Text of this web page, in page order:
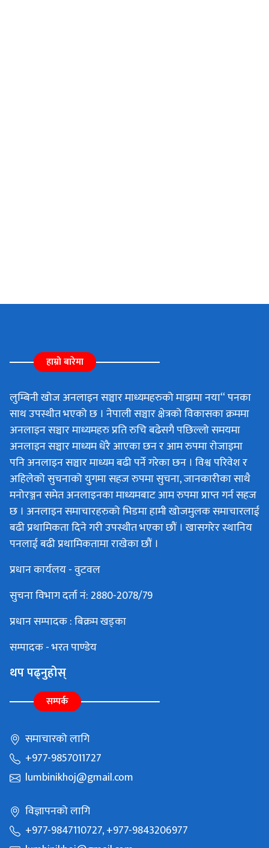
हाम्रो बारेमा
लुम्बिनी खोज अनलाइन सञ्चार माध्यमहरुको माझमा नया“ पनका
साथ उपस्थीत भएको छ । नेपाली सञ्चार क्षेत्रको विकासका क्रममा
अनलाइन सञ्चार माध्यमहरु प्रति रुचि बढेसगै पछिल्लो समयमा
अनलाइन सञ्चार माध्यम धेरै आएका छन र आम रुपमा रोजाइमा
पनि अनलाइन सञ्चार माध्यम बढी पर्ने गरेका छन । विश्व परिवेश र
अहिलेको सुचनाको युगमा सहज रुपमा सुचना, जानकारीका साथै
मनोरञ्जन समेत अनलाइनका माध्यमबाट आम रुपमा प्राप्त गर्न सहज
छ । अनलाइन समाचारहरुको भिडमा हामी खोजमुलक समाचारलाई
बढी प्रथामिकता दिने गरी उपस्थीत भएका छौं । खासगरेर स्थानिय
पनलाई बढी प्रथामिकतामा राखेका छौं ।
प्रधान कार्यलय - वुटवल
सुचना विभाग दर्ता नं: 2880-2078/79
प्रधान सम्पादक : बिक्रम खड्का
सम्पादक - भरत पाण्डेय
थप पढ्नुहोस्
सम्पर्क
समाचारको लागि
+977-9857011727
lumbinikhoj@gmail.com
विज्ञापनको लागि
+977-9847110727, +977-9843206977